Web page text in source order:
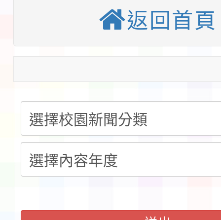
第3次招考代課鐘點教
告(不再辦理後續甄選)
檢送「桃園市115學年
賽實施要點」1份
本市「115學年度學生
「桃園市補助參觀特色
展演活動實施計畫」
請一案
教育部校安中心白海豚
報
淨零綠領人才培育課程
檢送桃園市115學年度
返回首頁